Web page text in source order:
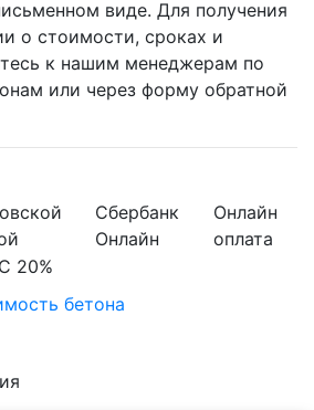
виде. Для получения
о стоимости, сроках и
к нашим менеджерам по
или через форму обратной
Сбербанк
Онлайн
Онлайн
оплата
20%
бетона